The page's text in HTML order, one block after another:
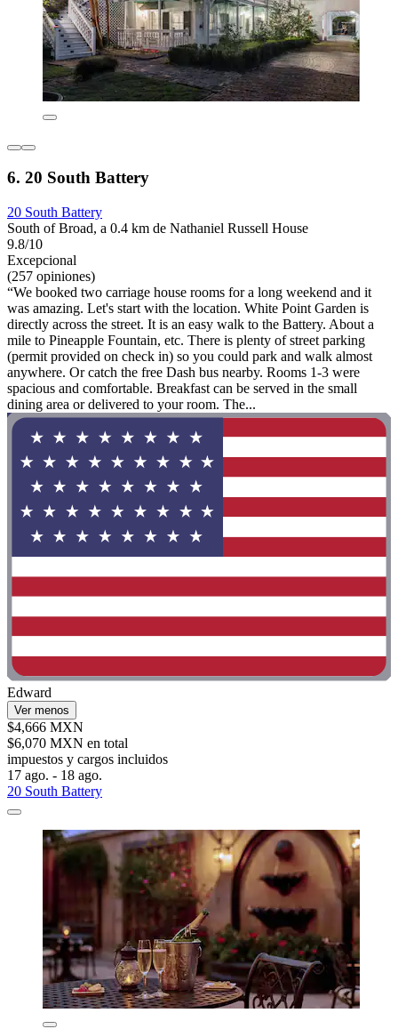
6. 20 South Battery
20 South Battery
South of Broad, a 0.4 km de Nathaniel Russell House
9.8/10
Excepcional
(257 opiniones)
“We booked two carriage house rooms for a long weekend and it
was amazing. Let's start with the location. White Point Garden is
directly across the street. It is an easy walk to the Battery. About a
mile to Pineapple Fountain, etc. There is plenty of street parking
(permit provided on check in) so you could park and walk almost
anywhere. Or catch the free Dash bus nearby. Rooms 1-3 were
spacious and comfortable. Breakfast can be served in the small
dining area or delivered to your room. The...
Edward
Ver menos
$4,666 MXN
$6,070 MXN en total
impuestos y cargos incluidos
17 ago. - 18 ago.
20 South Battery